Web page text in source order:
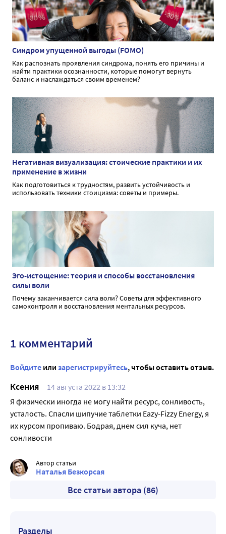
Синдром упущенной выгоды (FOMO)
Как распознать проявления синдрома, понять его причины и
найти практики осознанности, которые помогут вернуть
баланс и наслаждаться своим временем?
Негативная визуализация: стоические практики и их
применение в жизни
Как подготовиться к трудностям, развить устойчивость и
использовать техники стоицизма: советы и примеры.
Эго-истощение: теория и способы восстановления
силы воли
Почему заканчивается сила воли? Советы для эффективного
самоконтроля и восстановления ментальных ресурсов.
1 комментарий
Войдите или зарегистрируйтесь, чтобы оставить отзыв.
Ксения
14 августа 2022 в 13:32
Я физически иногда не могу найти ресурс, сонливость,
усталость. Спасли шипучие таблетки Eazy-Fizzy Energy, я
их курсом пропиваю. Бодрая, днем сил куча, нет
сонливости
Автор статьи
Наталья Безкорсая
Все статьи автора (86)
Разделы